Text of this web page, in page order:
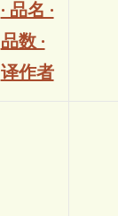
· 品名 ·
品数 ·
译作者